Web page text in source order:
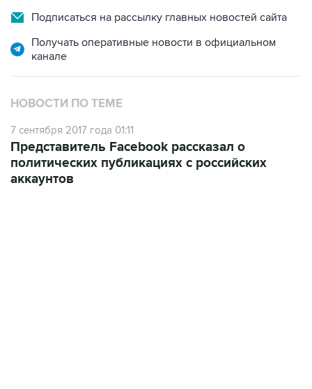
Подписаться на рассылку главных новостей сайта
Получать оперативные новости в официальном
канале
НОВОСТИ ПО ТЕМЕ
7 сентября 2017 года 01:11
Представитель Facebook рассказал о
политических публикациях с российских
аккаунтов